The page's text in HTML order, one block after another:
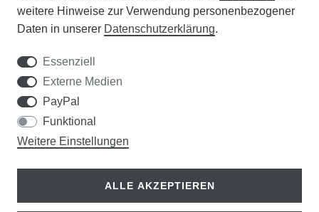
WISSENSWERTES
DER WEG ZUM TRAUMRASEN
Samen Rohde GmbH
weitere Hinweise zur Verwendung personenbezogener
Daten in unserer Daten­schutz­erklärung.
Essenziell
Externe Medien
PayPal
Funktional
Weitere Einstellungen
ALLE AKZEPTIEREN